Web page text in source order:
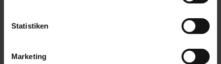
Statistiken
Marketing